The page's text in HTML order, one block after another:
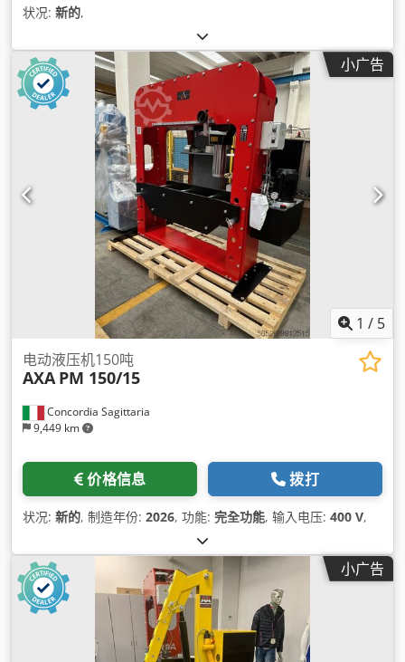
状况: 新的,
小广告
1 / 5
Concordia Sagittaria
9,449 km
电动液压机150吨
AXA PM 150/15
价格信息 拨打
状况: 新的, 制造年份: 2026, 功能: 完全功能, 输入电压: 400 V,
小广告